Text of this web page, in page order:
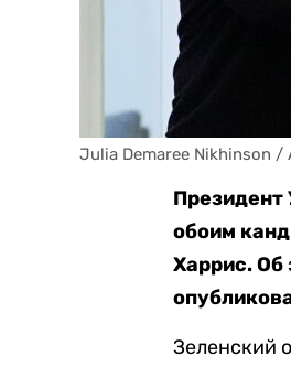
Julia Demaree Nikhinson /
Президент
обоим
Харрис. Об
Зеленский